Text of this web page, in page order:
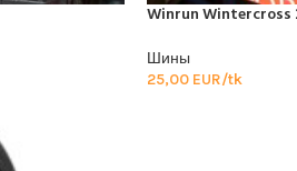
Winrun Wintercross
Шины
25,00 EUR/tk